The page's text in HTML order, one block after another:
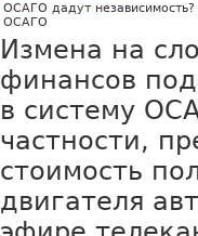
ОСАГО дадут
ОСАГО
Измена на
финансов
в систему
частности,
стоимость
двигателя